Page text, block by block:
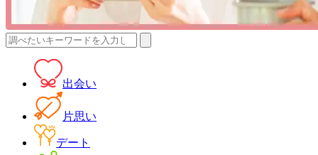
検
出会い
片思い
デート